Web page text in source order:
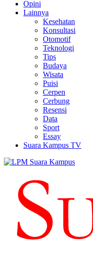
Opini
Lainnya
Kesehatan
Konsultasi
Otomotif
Teknologi
Tips
Budaya
Wisata
Puisi
Cerpen
Cerbung
Resensi
Data
Sport
Essay
Suara Kampus TV